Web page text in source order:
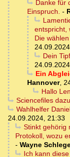
Danke für
Einspruch. -
entspricht,
Die
Dein
Ein
Hannover,
Hallo
Sciencefiles dazu
Wahlhelfer
24.09.2024, 21:33
Stinkt gehörig
Protokoll, wozu
- Wayne
Ich kann